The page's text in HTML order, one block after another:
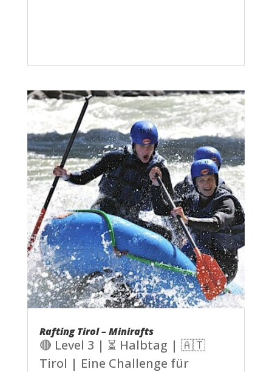
Rafting Tirol – Minirafts
🔴 Level 3 | ⏳ Halbtag | 🇦🇹
Tirol | Eine Challenge für